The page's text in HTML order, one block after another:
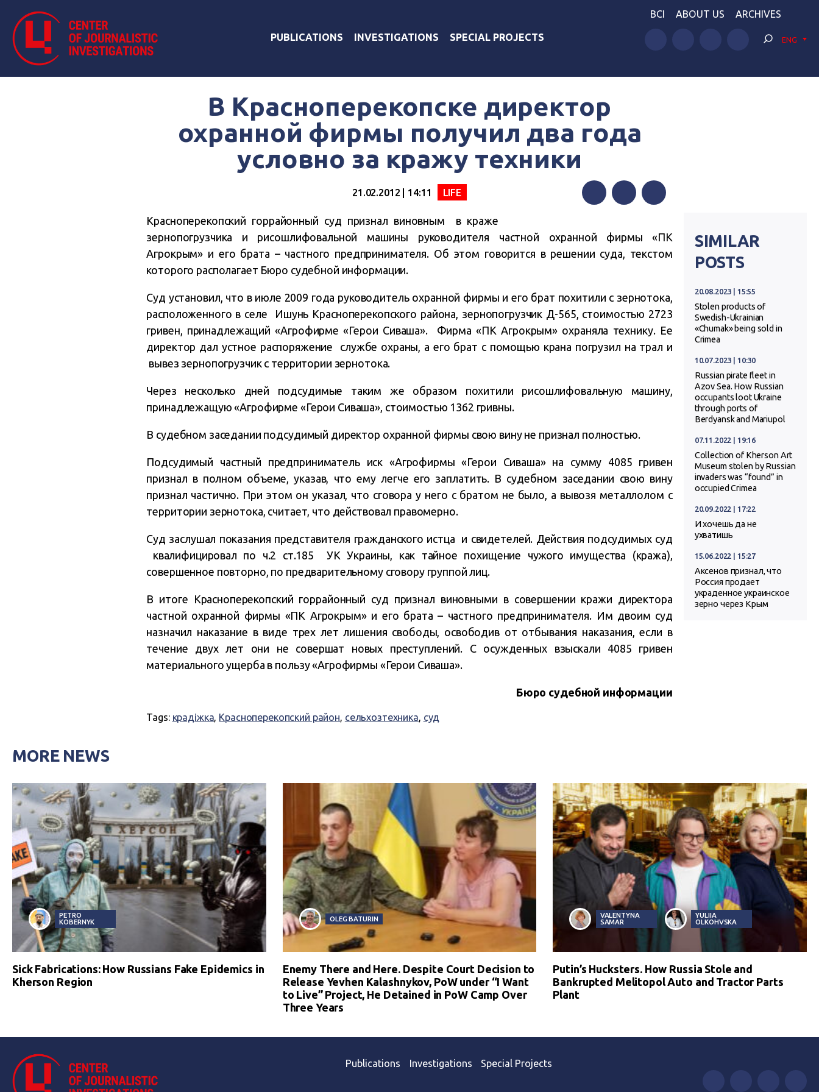
PUBLICATIONS INVESTIGATIONS SPECIAL PROJECTS
BCI ABOUT US ARCHIVES
ENG
В Красноперекопске директор
охранной фирмы получил два года
условно за кражу техники
21.02.2012 | 14:11 LIFE
Красноперекопский горрайонный суд признал виновным в краже
зернопогрузчика и рисошлифовальной машины руководителя частной охранной фирмы «ПК
Агрокрым» и его брата – частного предпринимателя. Об этом говорится в решении суда, текстом
которого располагает Бюро судебной информации.
Суд установил, что в июле 2009 года руководитель охранной фирмы и его брат похитили с зернотока,
расположенного в селе Ишунь Красноперекопского района, зернопогрузчик Д-565, стоимостью 2723
гривен, принадлежащий «Агрофирме «Герои Сиваша». Фирма «ПК Агрокрым» охраняла технику. Ее
директор дал устное распоряжение службе охраны, а его брат с помощью крана погрузил на трал и
вывез зернопогрузчик с территории зернотока.
Через несколько дней подсудимые таким же образом похитили рисошлифовальную машину,
принадлежащую «Агрофирме «Герои Сиваша», стоимостью 1362 гривны.
В судебном заседании подсудимый директор охранной фирмы свою вину не признал полностью.
Подсудимый частный предприниматель иск «Агрофирмы «Герои Сиваша» на сумму 4085 гривен
признал в полном объеме, указав, что ему легче его заплатить. В судебном заседании свою вину
признал частично. При этом он указал, что сговора у него с братом не было, а вывозя металлолом с
территории зернотока, считает, что действовал правомерно.
Суд заслушал показания представителя гражданского истца и свидетелей. Действия подсудимых суд
квалифицировал по ч.2 ст.185 УК Украины, как тайное похищение чужого имущества (кража),
совершенное повторно, по предварительному сговору группой лиц.
В итоге Красноперекопский горрайонный суд признал виновными в совершении кражи директора
частной охранной фирмы «ПК Агрокрым» и его брата – частного предпринимателя. Им двоим суд
назначил наказание в виде трех лет лишения свободы, освободив от отбывания наказания, если в
течение двух лет они не совершат новых преступлений. С осужденных взыскали 4085 гривен
материального ущерба в пользу «Агрофирмы «Герои Сиваша».
Бюро судебной информации
Tags: крадіжка, Красноперекопский район, сельхозтехника, суд
SIMILAR
POSTS
20.08.2023 | 15:55
Stolen products of
Swedish-Ukrainian
«Chumak» being sold in
Crimea
10.07.2023 | 10:30
Russian pirate fleet in
Azov Sea. How Russian
occupants loot Ukraine
through ports of
Berdyansk and Mariupol
07.11.2022 | 19:16
Collection of Kherson Art
Museum stolen by Russian
invaders was “found” in
occupied Crimea
20.09.2022 | 17:22
И хочешь да не
ухватишь
15.06.2022 | 15:27
Аксенов признал, что
Россия продает
украденное украинское
зерно через Крым
MORE NEWS
PETRO
KOBERNYK
Sick Fabrications: How Russians Fake Epidemics in
Kherson Region
OLEG BATURIN
Enemy There and Here. Despite Court Decision to
Release Yevhen Kalashnykov, PoW under “I Want
to Live” Project, He Detained in PoW Camp Over
Three Years
VALENTYNA
SAMAR
YULIIA
OLKOHVSKA
Putin’s Hucksters. How Russia Stole and
Bankrupted Melitopol Auto and Tractor Parts
Plant
Publications Investigations Special Projects